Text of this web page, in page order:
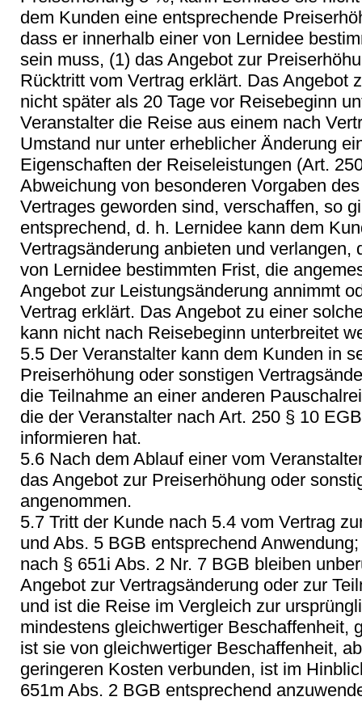
dem Kunden eine entsprechende
dass er innerhalb einer von Lernidee
sein muss, (1) das Angebot zur
Rücktritt vom Vertrag erklärt. Das Angebot
nicht später als 20 Tage vor Reisebeginn
Veranstalter die Reise aus einem nach
Umstand nur unter erheblicher Änderung
Eigenschaften der Reiseleistungen (Art.
Abweichung von besonderen Vorgaben
Vertrages geworden sind, verschaffen, so
entsprechend, d. h. Lernidee kann dem
Vertragsänderung anbieten und verlangen,
von Lernidee bestimmten Frist, die
Angebot zur Leistungsänderung annimmt
Vertrag erklärt. Das Angebot zu einer
kann nicht nach Reisebeginn unterbreitet
5.5 Der Veranstalter kann dem Kunden in
Preiserhöhung oder sonstigen
die Teilnahme an einer anderen
die der Veranstalter nach Art. 250 § 10
informieren hat.
5.6 Nach dem Ablauf einer vom
das Angebot zur Preiserhöhung oder
angenommen.
5.7 Tritt der Kunde nach 5.4 vom Vertrag
und Abs. 5 BGB entsprechend
nach § 651i Abs. 2 Nr. 7 BGB bleiben
Angebot zur Vertragsänderung oder zur
und ist die Reise im Vergleich zur
mindestens gleichwertiger Beschaffenheit,
ist sie von gleichwertiger Beschaffenheit,
geringeren Kosten verbunden, ist im
651m Abs. 2 BGB entsprechend